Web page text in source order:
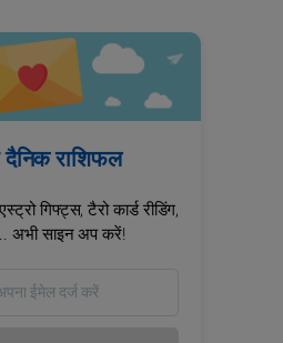
राशिफल
गिफ्ट्स, टैरो कार्ड रीडिंग,
अभी साइन अप करें!